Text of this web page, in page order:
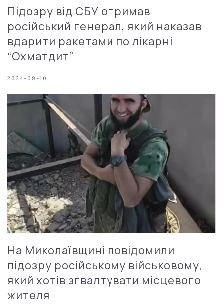
Підозру від СБУ отримав
російський генерал, який наказав
вдарити ракетами по лікарні
“Охматдит”
2024-09-10
На Миколаївщині повідомили
підозру російському військовому,
який хотів згвалтувати місцевого
жителя